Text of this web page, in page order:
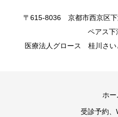
〒615-8036 京都市西京区
ペアス下
医療法人グロース 桂川さい
ホー
受診予約、